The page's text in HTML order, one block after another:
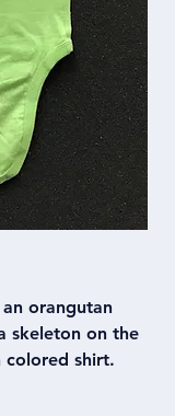
orangutan
skeleton on the
colored shirt.